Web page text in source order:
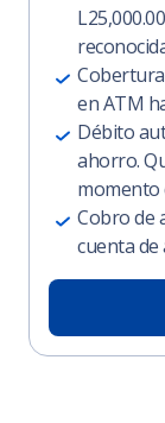
en ATM
Débito
ahorro.
momento
Cobro de
cuenta de